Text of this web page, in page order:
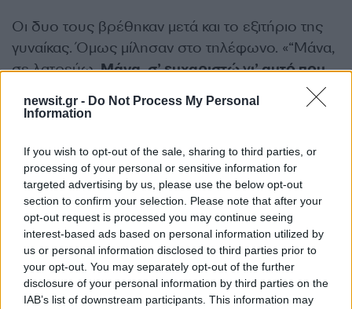
newsit.gr - Do Not Process My Personal
Information
If you wish to opt-out of the sale, sharing to third parties, or
processing of your personal or sensitive information for
targeted advertising by us, please use the below opt-out
section to confirm your selection. Please note that after your
opt-out request is processed you may continue seeing
interest-based ads based on personal information utilized by
us or personal information disclosed to third parties prior to
your opt-out. You may separately opt-out of the further
disclosure of your personal information by third parties on the
IAB’s list of downstream participants. This information may
Οι δυο τους βρέθηκαν μετά και το εξιτήριο της
γυναίκας. Όμως μίλησαν στο τηλέφωνο. «“Μάνα,
σε λατρεύω.Μάνα, σ’ ευχαριστώ γι’ αυτό που
κλάματα», ανέφερε.
Η ίδια, όπως ανέφερε στην εφημερίδα
«Πελοπόννησος», περιμένει να δει τον γιο της να
ζει μία φυσιολογική ζωή. «Να γεμίσουν τα φτερά
του παιδιού μου με πούπουλα, να δυναμώσουν
και να μπορέσει να πετάξει μόνος του.Να ζήσει
και να χαρεί τη ζωή του.Να μπορέσει να
φτερουγίσει μόνο του, χωρίς να με έχει ανάγκη»